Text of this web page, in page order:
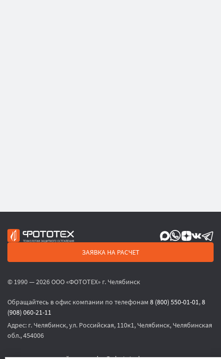
ЗАЯВКА НА РАСЧЕТ
© 1990 — 2026 ООО «ФОТОТЕХ» г. Челябинск
Обращайтесь в офис компании по телефонам 8 (800) 550-01-01,8
(908) 060-21-11
Адрес: г. Челябинск, ул. Российская, 110к1, Челябинск, Челябинская
обл., 454006